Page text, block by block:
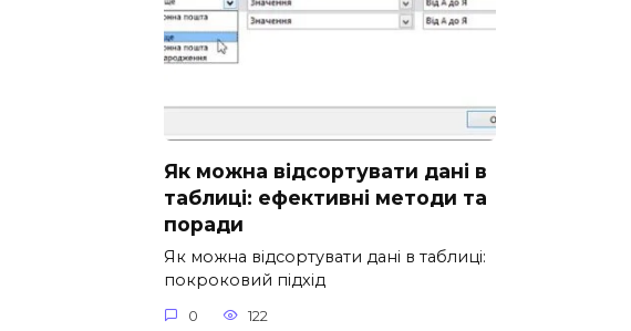
Як можна відсортувати дані в
таблиці: ефективні методи та
поради
Як можна відсортувати дані в таблиці:
покроковий підхід
0 122